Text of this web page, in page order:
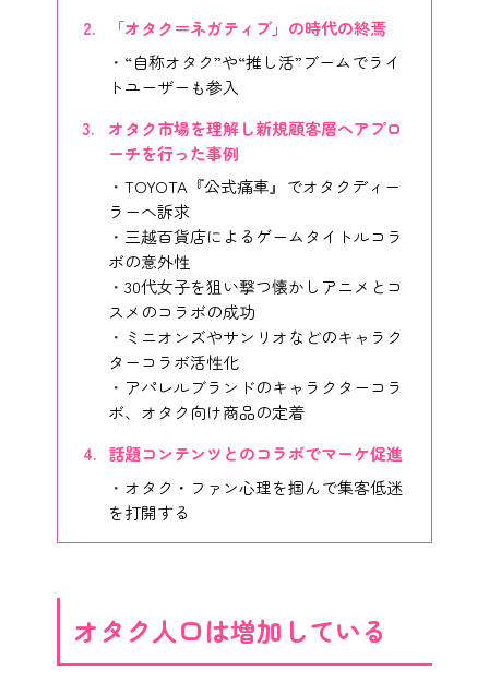
「オタク＝ネガティブ」の時代の終焉
“自称オタク”や“推し活”ブームでライ
トユーザーも参入
オタク市場を理解し新規顧客層へアプロ
ーチを行った事例
TOYOTA『公式痛車』でオタクディー
ラーへ訴求
三越百貨店によるゲームタイトルコラ
ボの意外性
30代女子を狙い撃つ懐かしアニメとコ
スメのコラボの成功
ミニオンズやサンリオなどのキャラク
ターコラボ活性化
アパレルブランドのキャラクターコラ
ボ、オタク向け商品の定着
話題コンテンツとのコラボでマーケ促進
オタク・ファン心理を掴んで集客低迷
を打開する
オタク人口は増加している